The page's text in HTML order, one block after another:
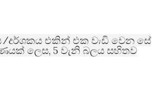
/දර්ශකය එකින් එක වැඩි වෙන සේ
ලෙස, 5 වැනි බලය සහිතව